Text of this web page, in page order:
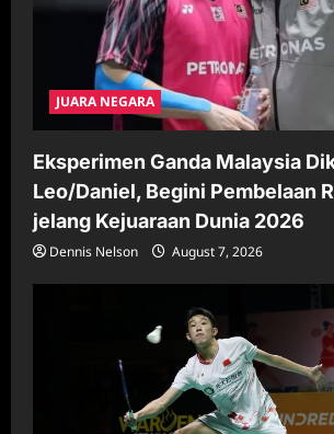
JUARA NEGARA
Eksperimen Ganda Malaysia
Leo/Daniel, Begini Pembelaan
jelang Kejuaraan Dunia 2026
Dennis Nelson August 7, 2026